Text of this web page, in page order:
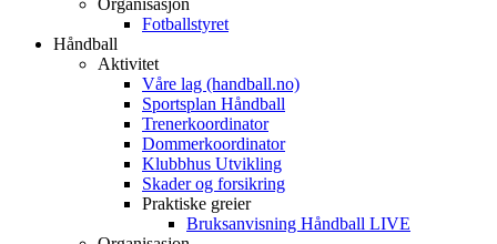
Fotballstyret
Håndball
Aktivitet
Våre lag (handball.no)
Sportsplan Håndball
Trenerkoordinator
Dommerkoordinator
Klubbhus Utvikling
Skader og forsikring
Praktiske greier
Bruksanvisning Håndball LIVE